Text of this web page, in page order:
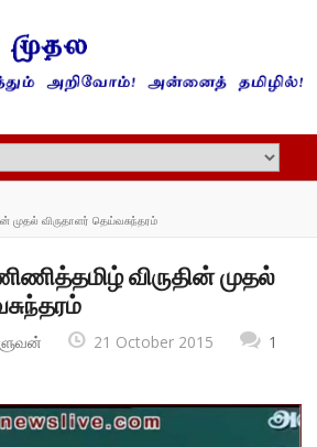
முதல் விருதாளர் தெய்வசுந்தரம்
விருதின் முதல்
21 October 2015
1